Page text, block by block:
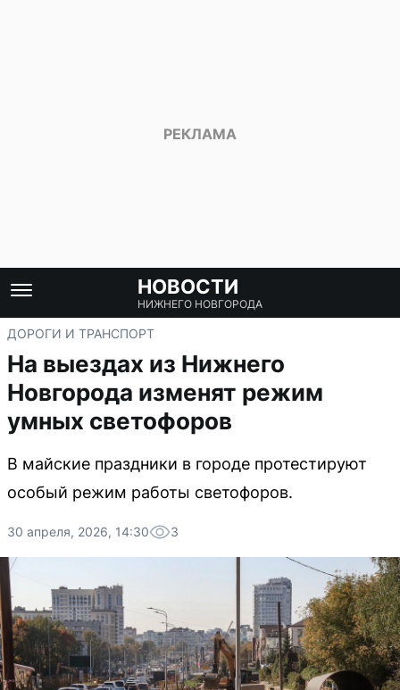
НОВОСТИ
НИЖНЕГО НОВГОРОДА
ДОРОГИ И ТРАНСПОРТ
На выездах из Нижнего
Новгорода изменят режим
умных светофоров
В майские праздники в городе протестируют
особый режим работы светофоров.
30 апреля, 2026, 14:30 3